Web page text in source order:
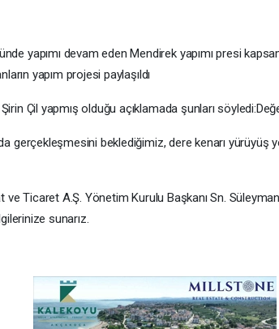
yapımı devam eden Mendirek yapımı presi
yapım projesi paylaşıldı
Çil yapmış olduğu açıklamada şunları
gerçekleşmesini beklediğimiz, dere kenarı yürüyüş
Ticaret A.Ş. Yönetim Kurulu Başkanı Sn.
sunarız.